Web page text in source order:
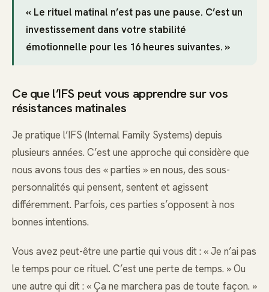
« Le rituel matinal n’est pas une pause. C’est un
investissement dans votre stabilité
émotionnelle pour les 16 heures suivantes. »
Ce que l’IFS peut vous apprendre sur vos
résistances matinales
Je pratique l’IFS (Internal Family Systems) depuis
plusieurs années. C’est une approche qui considère que
nous avons tous des « parties » en nous, des sous-
personnalités qui pensent, sentent et agissent
différemment. Parfois, ces parties s’opposent à nos
bonnes intentions.
Vous avez peut-être une partie qui vous dit : « Je n’ai pas
le temps pour ce rituel. C’est une perte de temps. » Ou
une autre qui dit : « Ça ne marchera pas de toute façon. »